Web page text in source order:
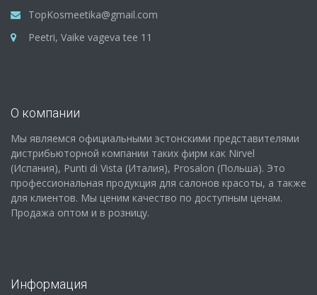
TopKosmeetika@gmail.com
Peetri, Vaike vageva tee 11
О компании
Мы являемся официальными эстонскими представителями
дистрибьюторной компании таких фирм как Nirvel
(Испания), Punti di Vista (Италия), Prosalon (Польша). Это
профессиональная продукция для салонов красоты, а также
для клиентов. Мы ценим качество по доступным ценам.
Продажа оптом и в розницу.
Информация